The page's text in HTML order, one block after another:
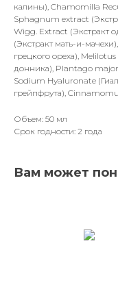
калины), Chamomilla
Sphagnum extract
Wigg. Extract (Экстракт
(Экстракт мать-и-
грецкого ореха),
донника), Plantago
Sodium Hyaluronate
грейпфрута),
Объем: 50 мл
Срок годности: 2 года
Вам может